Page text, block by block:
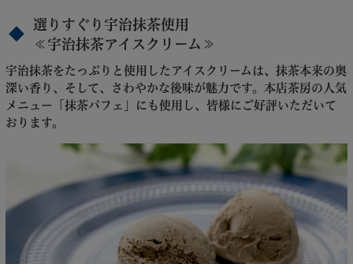
選りすぐり宇治抹茶使用
≪宇治抹茶アイスクリーム≫
宇治抹茶をたっぷりと使用したアイスクリームは、抹茶本来の奥
深い香り、そして、さわやかな後味が魅力です。本店茶房の人気
メニュー「抹茶パフェ」にも使用し、皆様にご好評いただいて
おります。